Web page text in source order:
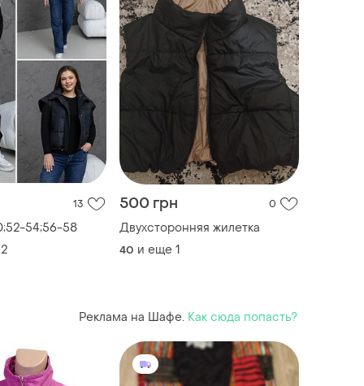
13
50;52-54;56-58
2
500 грн 0
Двухсторонняя жилетка
40 и еще 1
Реклама на Шафе. Как сюда попасть?